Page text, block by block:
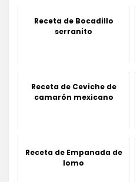
Receta de Bocadillo
serranito
Receta de Ceviche de
camarón mexicano
Receta de Empanada de
lomo